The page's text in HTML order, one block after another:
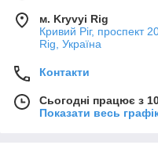
м. Kryvyi Rig
Кривий Ріг, проспект
Rig, Україна
Контакти
Сьогодні працює з
Показати весь